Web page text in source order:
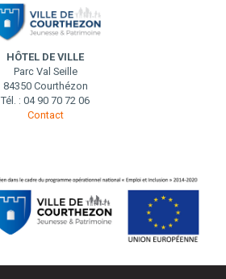
HÔTEL DE VILLE
Parc Val Seille
84350 Courthézon
Tél. : 04 90 70 72 06
Contact